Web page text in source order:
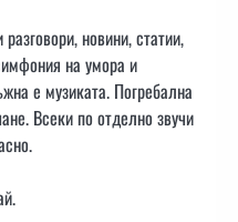
новини, статии,
на умора и
е музиката. Погребална
Всеки по отделно звучи